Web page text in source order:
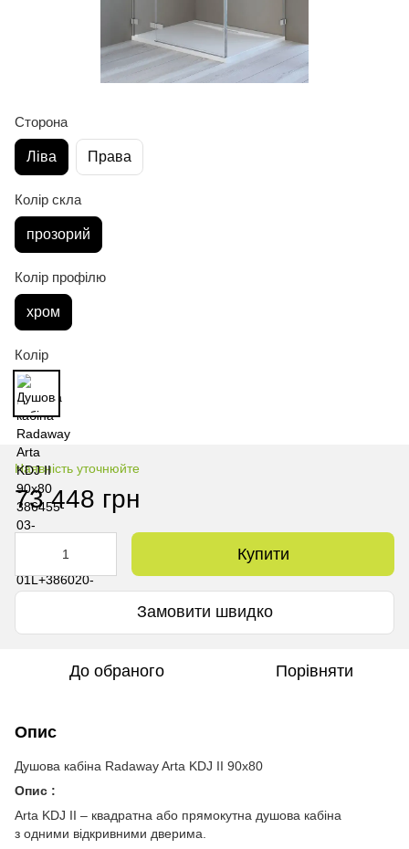
Сторона
Ліва Права
Колір скла
прозорий
Колір профілю
хром
Колір
Наявність уточнюйте
73 448 грн
Купити
Замовити швидко
До обраного Порівняти
Опис
Душова кабіна Radaway Arta KDJ II 90x80
Опис :
Arta KDJ II – квадратна або прямокутна душова кабіна
з одними відкривними дверима.